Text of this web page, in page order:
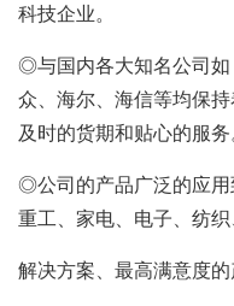
科技企业。
◎与国内各大知名公司如
众、海尔、海信等均保
及时的货期和贴心的服务
◎公司的产品广泛的应用
重工、家电、电子、纺织
解决方案、最高满意度